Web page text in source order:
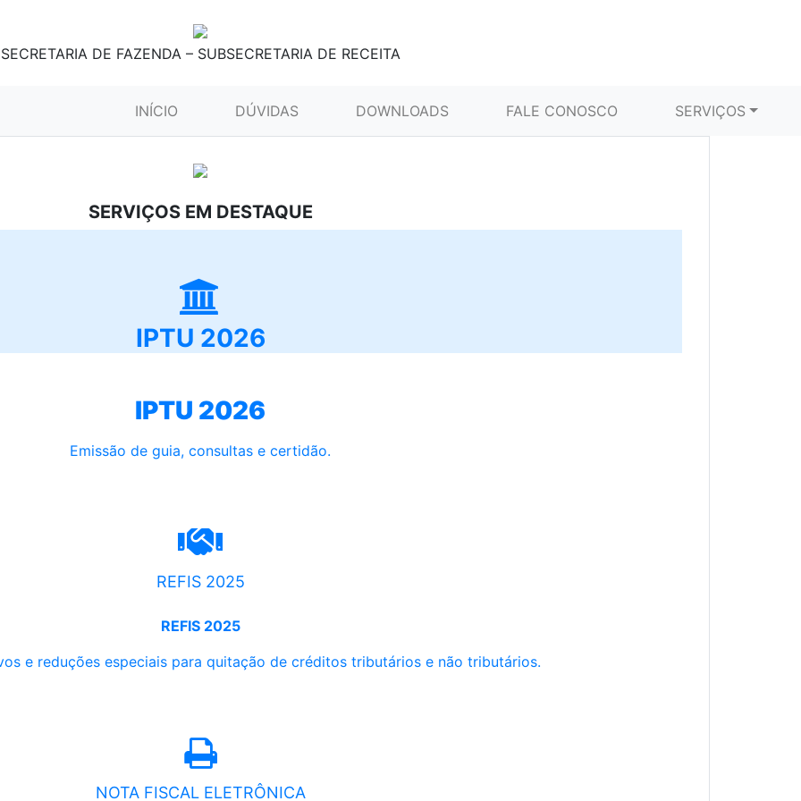
SECRETARIA DE FAZENDA – SUBSECRETARIA DE RECEITA
INÍCIO (CURRENT)DÚVIDAS DOWNLOADS FALE CONOSCO SERVIÇOS
SERVIÇOS EM DESTAQUE
IPTU 2026
IPTU 2026
Emissão de guia, consultas e certidão.
REFIS 2025
REFIS 2025
e reduções especiais para quitação de créditos tributários e não tributários.
NOTA FISCAL ELETRÔNICA